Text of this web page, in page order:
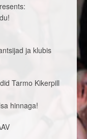
ja klubis
Tarmo Kikerpill
hinnaga!